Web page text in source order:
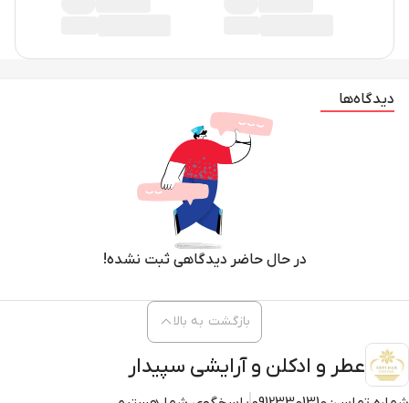
دیدگاه‌ها
در حال حاضر دیدگاهی ثبت نشده!
عطر و ادکلن و آرایشی سپیدار
بازگشت به بالا